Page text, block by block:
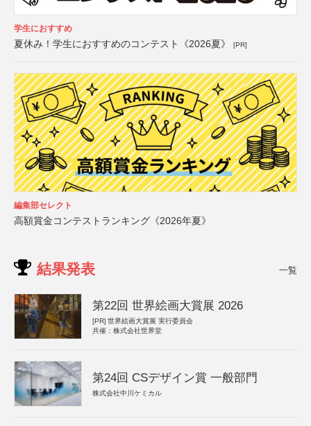
学生におすすめ
夏休み！学生におすすめのコンテスト《2026夏》 [PR]
編集部セレクト
高額賞金コンテストランキング《2026年夏》
結果発表 一覧
第22回 世界絵画大賞展 2026
[PR] 世界絵画大賞展 実行委員会
共催：株式会社世界堂
第24回 CSデザイン賞 一般部門
株式会社中川ケミカル